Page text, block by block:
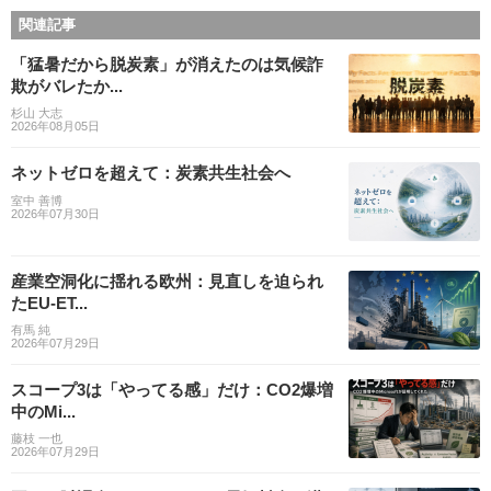
関連記事
「猛暑だから脱炭素」が消えたのは気候詐
欺がバレたか...
杉山 大志
2026年08月05日
ネットゼロを超えて：炭素共生社会へ
室中 善博
2026年07月30日
産業空洞化に揺れる欧州：見直しを迫られ
たEU-ET...
有馬 純
2026年07月29日
スコープ3は「やってる感」だけ：CO2爆増
中のMi...
藤枝 一也
2026年07月29日